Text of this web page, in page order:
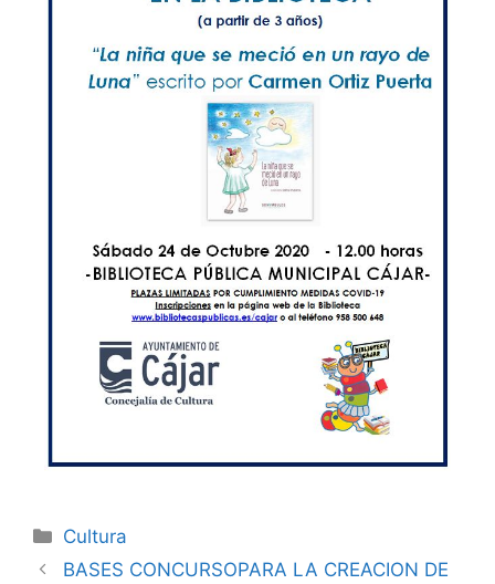
Cultura
BASES CONCURSOPARA LA CREACION DE